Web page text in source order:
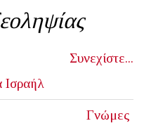
Συνεχίστε...
Ισραήλ
Γνώμες